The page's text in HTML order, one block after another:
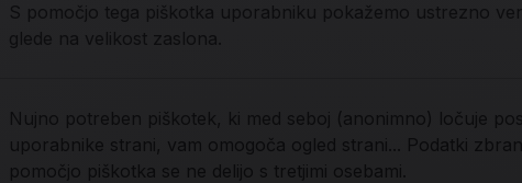
S pomočjo tega piškotka uporabniku pokažemo ustrezno
glede na velikost zaslona.
Nujno potreben piškotek, ki med seboj (anonimno) ločuje
uporabnike strani, vam omogoča ogled strani... Podatki
pomočjo piškotka se ne delijo s tretjimi osebami.